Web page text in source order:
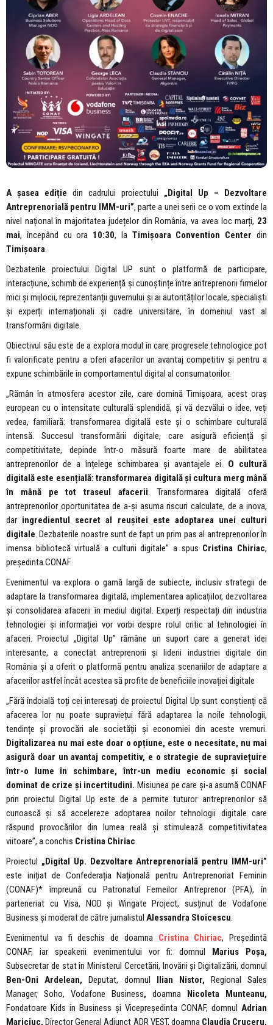
A șasea ediție din cadrului proiectului „Digital Up – Dezvoltare
Antreprenorială pentru IMM-uri”, parte a unei serii ce o vom extinde la
nivel național în majoritatea județelor din România, va avea loc marți, 23
mai, începând cu ora 10:30, la Timișoara Convention Center din
Timișoara.
Dezbaterile proiectului Digital UP sunt o platformă de participare,
interacțiune, schimb de experiență și cunoștințe între antreprenorii firmelor
mici și mijlocii, reprezentanții guvernului și ai autorităților locale, specialiști
și experți internaționali și cadre universitare, în domeniul vast al
transformării digitale.
Obiectivul său este de a explora modul în care progresele tehnologice pot
fi valorificate pentru a oferi afacerilor un avantaj competitiv și pentru a
expune schimbările în comportamentul digital al consumatorilor.
„Rămân în atmosfera acestor zile, care domină Timișoara, acest oraș
european cu o intensitate culturală splendidă, și vă dezvălui o idee, veți
vedea, familiară: transformarea digitală este și o schimbare culturală
intensă. Succesul transformării digitale, care asigură eficiență și
competitivitate, depinde într-o măsură foarte mare de abilitatea
antreprenorilor de a înțelege schimbarea și avantajele ei. O cultură
digitală este esențială: transformarea digitală și cultura merg mână
în mână pe tot traseul afacerii. Transformarea digitală oferă
antreprenorilor oportunitatea de a-și asuma riscuri calculate, de a inova,
dar ingredientul secret al reușitei este adoptarea unei culturi
digitale. Dezbaterile noastre sunt de fapt un prim pas al antreprenorilor în
imensa bibliotecă virtuală a culturii digitale” a spus Cristina Chiriac,
președinta CONAF.
Evenimentul va explora o gamă largă de subiecte, inclusiv strategii de
adaptare la transformarea digitală, implementarea aplicațiilor, dezvoltarea
și consolidarea afacerii în mediul digital. Experți respectați din industria
tehnologiei și informației vor vorbi despre rolul critic al tehnologiei în
afaceri. Proiectul „Digital Up” rămâne un suport care a generat idei
interesante, a conectat antreprenorii și liderii industriei digitale din
România și a oferit o platformă pentru analiza scenariilor de adaptare a
afacerilor astfel încât acestea să profite de beneficiile inovației digitale
„Fără îndoială toți cei interesați de proiectul Digital Up sunt conștienți că
afacerea lor nu poate supraviețui fără adaptarea la noile tehnologii,
tendințe și provocări ale societății și economiei din aceste vremuri.
Digitalizarea nu mai este doar o opțiune, este o necesitate, nu mai
asigură doar un avantaj competitiv, e o strategie de supraviețuire
într-o lume în schimbare, într-un mediu economic și social
dominat de crize și incertitudini. Misiunea pe care și-a asumă CONAF
prin proiectul Digital Up este de a permite tuturor antreprenorilor să
cunoască și să accelereze adoptarea noilor tehnologii digitale care
răspund provocărilor din lumea reală și stimulează competitivitatea
viitoare”, a conchis Cristina Chiriac.
Proiectul „Digital Up. Dezvoltare Antreprenorială pentru IMM-uri”
este inițiat de Confederația Națională pentru Antreprenoriat Feminin
(CONAF)* împreună cu Patronatul Femeilor Antreprenor (PFA), în
parteneriat cu Visa, NOD și Wingate Project, susținut de Vodafone
Business și moderat de către jurnalistul Alessandra Stoicescu.
Evenimentul va fi deschis de doamna Cristina Chiriac, Președintă
CONAF, iar speakerii evenimentului vor fi: domnul
Marius Poșa,
Subsecretar de stat în Ministerul Cercetării, Inovării și Digitalizării, domnul
Ben-Oni Ardelean,
Deputat, domnul Ilian Nistor,
Regional Sales
Manager, Soho, Vodafone Business, doamna
Nicoleta Munteanu,
Fondatoare Kids in Business și Vicepreședinta CONAF, domnul Adrian
Mariciuc, Director General Adjunct ADR VEST, doamna Claudia Cruceru,